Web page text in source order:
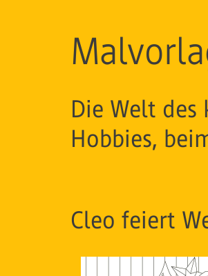
Die Welt des
Hobbies,
Cleo feiert